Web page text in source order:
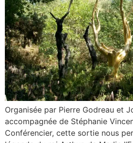
Organisée par Pierre Godreau et
accompagnée de Stéphanie
Conférencier, cette sortie nous